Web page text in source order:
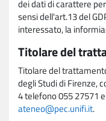
dei dati di carattere
sensi dell'art.13 del
interessato, la
Titolare del
Titolare del
degli Studi di Firenze,
4 telefono 055 27571
ateneo@pec.unifi.it.